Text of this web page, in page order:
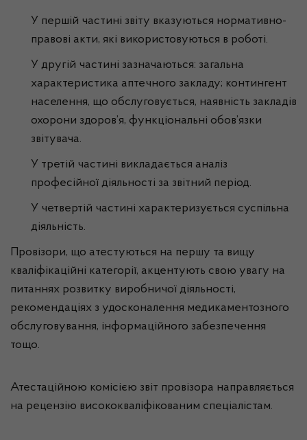
У першій частині звіту вказуються нормативно-
правові акти, які використовуються в роботі.
У другій частині зазначаються: загальна
характеристика аптечного закладу; контингент
населення, що обслуговується, наявність закладів
охорони здоров’я, функціональні обов’язки
звітувача.
У третій частині викладається аналіз
професійної діяльності за звітний період.
У четвертій частині характеризується суспільна
діяльність.
Провізори, що атестуються на першу та вищу
кваліфікаційні категорії, акцентують свою увагу на
питаннях розвитку виробничої діяльності,
рекомендаціях з удосконалення медикаментозного
обслуговування, інформаційного забезпечення
тощо.
Атестаційною комісією звіт провізора направляється
на рецензію висококваліфікованим спеціалістам.